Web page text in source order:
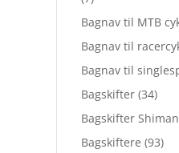
Bagnav til MTB
Bagnav til
Bagnav til
Bagskifter (34)
Bagskifter
Bagskiftere (93)